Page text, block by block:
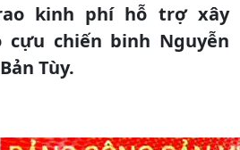
kinh phí hỗ trợ xây
chiến binh Nguyễn
Tùy.